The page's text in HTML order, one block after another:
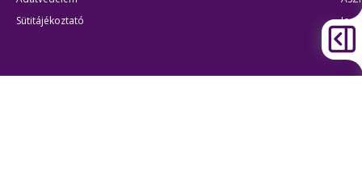
Sütitájékoztató
Jogi